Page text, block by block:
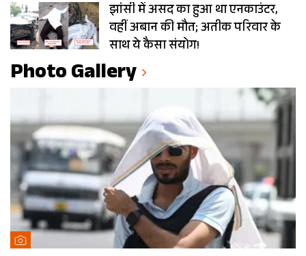
झांसी में असद का हुआ था एनकाउंटर,
वहीं अबान की मौत; अतीक परिवार के
साथ ये कैसा संयोग!
Photo Gallery